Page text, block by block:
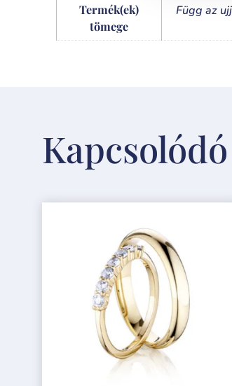
Termék(ek)
tömege
Függ az